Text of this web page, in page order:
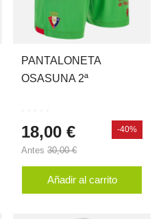
PANTALONETA
OSASUNA 2ª
18,00 €
Antes 30,00 €
-40%
Añadir al carrito